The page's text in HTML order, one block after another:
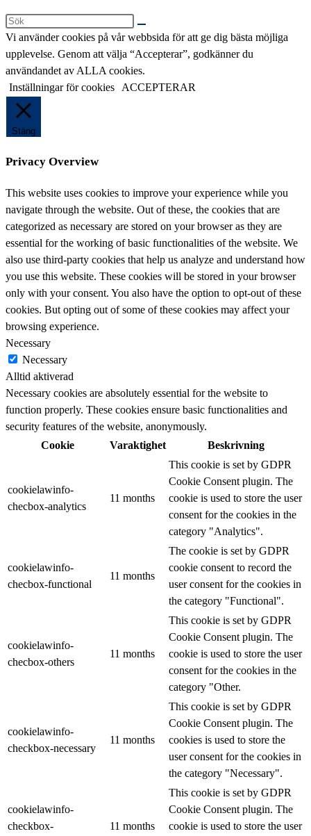
Sök
på
denna
webbplats
Vi använder cookies på vår webbsida för att ge dig bästa möjliga
upplevelse. Genom att välja “Accepterar”, godkänner du
användandet av ALLA cookies.
Inställningar för cookies
ACCEPTERAR
Stäng
Privacy Overview
This website uses cookies to improve your experience while you
navigate through the website. Out of these, the cookies that are
categorized as necessary are stored on your browser as they are
essential for the working of basic functionalities of the website. We
also use third-party cookies that help us analyze and understand how
you use this website. These cookies will be stored in your browser
only with your consent. You also have the option to opt-out of these
cookies. But opting out of some of these cookies may affect your
browsing experience.
Necessary
Necessary
Alltid aktiverad
Necessary cookies are absolutely essential for the website to
function properly. These cookies ensure basic functionalities and
security features of the website, anonymously.
Cookie
Varaktighet Beskrivning
cookielawinfo-
checbox-analytics
11 months
This cookie is set by GDPR
Cookie Consent plugin. The
cookie is used to store the user
consent for the cookies in the
category "Analytics".
cookielawinfo-
checbox-functional
11 months
The cookie is set by GDPR
cookie consent to record the
user consent for the cookies in
the category "Functional".
cookielawinfo-
checbox-others
11 months
This cookie is set by GDPR
Cookie Consent plugin. The
cookie is used to store the user
consent for the cookies in the
category "Other.
cookielawinfo-
checkbox-necessary
11 months
This cookie is set by GDPR
Cookie Consent plugin. The
cookies is used to store the
user consent for the cookies in
the category "Necessary".
cookielawinfo-
checkbox-
11 months
This cookie is set by GDPR
Cookie Consent plugin. The
cookie is used to store the user